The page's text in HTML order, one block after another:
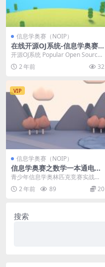
信息学奥赛（NOIP）
在线开源OJ系统-信息学奥赛
训练营
开源OJ系统 Popular Open Source
Online Judge ...
2 年前 32
VIP
信息学奥赛（NOIP）
信息学奥赛之数学一本通电子
书
青少年信息学奥林匹克竞赛实战辅
导丛书 C++版 包括内容： 信息学奥
赛之数学一本...
2 年前 89 20
搜索